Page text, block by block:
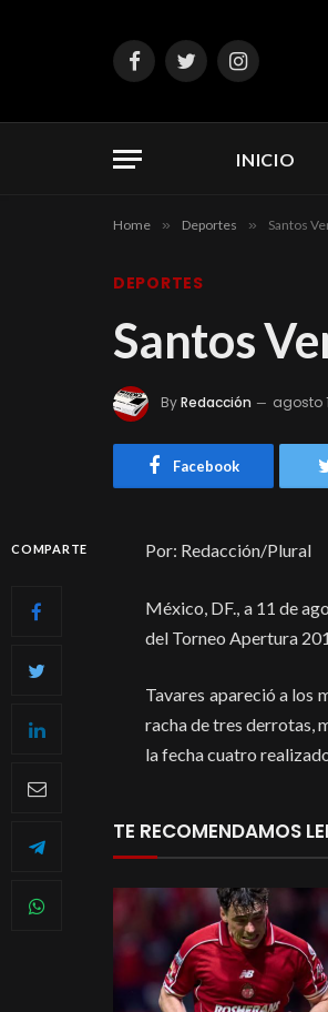
FacebookTwitterInstagram
INICIO
Home » Deportes » Santos
DEPORTES
Santos
ByRedacción agosto
Facebook
COMPARTE Por: Redacción/Plural
México, DF., a 11 de
del Torneo Apertura
Tavares apareció a los
racha de tres derrotas,
la fecha cuatro
TE RECOMENDAMOS